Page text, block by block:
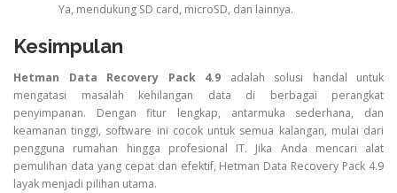
Ya, mendukung SD card, microSD, dan lainnya.
Kesimpulan
Hetman Data Recovery Pack 4.9 adalah solusi handal untuk
mengatasi masalah kehilangan data di berbagai perangkat
penyimpanan. Dengan fitur lengkap, antarmuka sederhana, dan
keamanan tinggi, software ini cocok untuk semua kalangan, mulai dari
pengguna rumahan hingga profesional IT. Jika Anda mencari alat
pemulihan data yang cepat dan efektif, Hetman Data Recovery Pack 4.9
layak menjadi pilihan utama.